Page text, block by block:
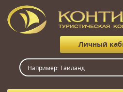
Личный